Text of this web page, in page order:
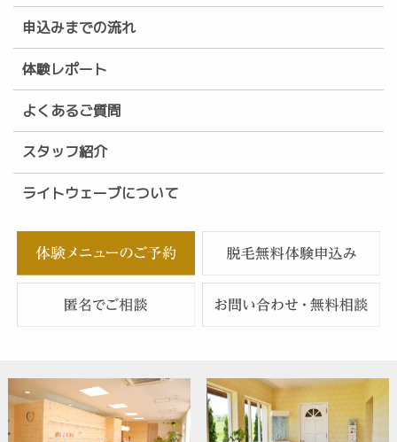
申込みまでの流れ
体験レポート
よくあるご質問
スタッフ紹介
ライトウェーブについて